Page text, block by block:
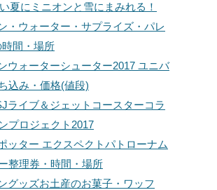
夏にミニオンと雪にまみれる！
・ウォーター・サプライズ・パレ
間・場所
ウォーターシューター2017 ユニバ
込み・価格(値段)
ライブ＆ジェットコースターコラ
プロジェクト2017
ッター エクスペクトパトローナム
整理券・時間・場所
グッズお土産のお菓子・ワッフ